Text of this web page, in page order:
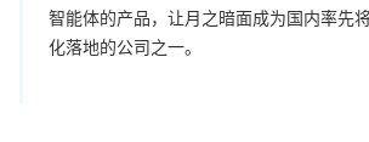
智能体的产品，让月之暗面成为国内率先
化落地的公司之一。